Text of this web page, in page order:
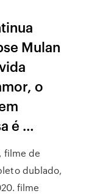
Mulan
o
é …
filme de
dublado,
filme